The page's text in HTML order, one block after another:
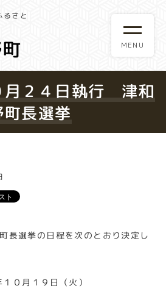
さと
月２４日執行 津和
町長選挙
長選挙の日程を次のとおり決定し
月１９日（火）